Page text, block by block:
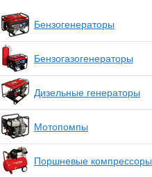
Бензогенераторы
Бензогазогенераторы
Дизельные генераторы
Мотопомпы
Поршневые компрессоры